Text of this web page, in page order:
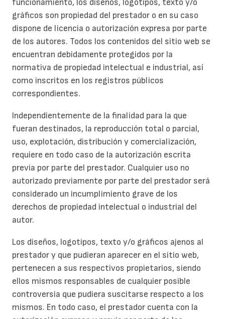
funcionamiento, los diseños, logotipos, texto y/o
gráficos son propiedad del prestador o en su caso
dispone de licencia o autorización expresa por parte
de los autores. Todos los contenidos del sitio web se
encuentran debidamente protegidos por la
normativa de propiedad intelectual e industrial, así
como inscritos en los registros públicos
correspondientes.
Independientemente de la finalidad para la que
fueran destinados, la reproducción total o parcial,
uso, explotación, distribución y comercialización,
requiere en todo caso de la autorización escrita
previa por parte del prestador. Cualquier uso no
autorizado previamente por parte del prestador será
considerado un incumplimiento grave de los
derechos de propiedad intelectual o industrial del
autor.
Los diseños, logotipos, texto y/o gráficos ajenos al
prestador y que pudieran aparecer en el sitio web,
pertenecen a sus respectivos propietarios, siendo
ellos mismos responsables de cualquier posible
controversia que pudiera suscitarse respecto a los
mismos. En todo caso, el prestador cuenta con la